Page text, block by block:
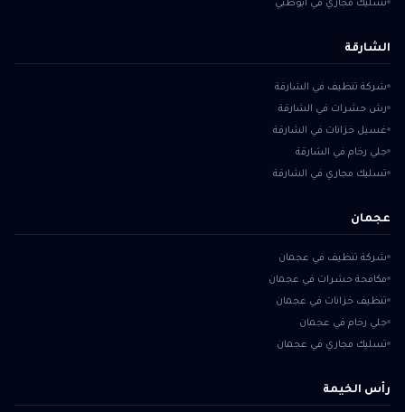
الشارقة
شركة تنظيف في الشارقة
رش حشرات في الشارقة
غسيل خزانات في الشارقة
جلي رخام في الشارقة
تسليك مجاري في الشارقة
عجمان
شركة تنظيف في عجمان
مكافحة حشرات في عجمان
تنظيف خزانات في عجمان
جلي رخام في عجمان
تسليك مجاري في عجمان
رأس الخيمة